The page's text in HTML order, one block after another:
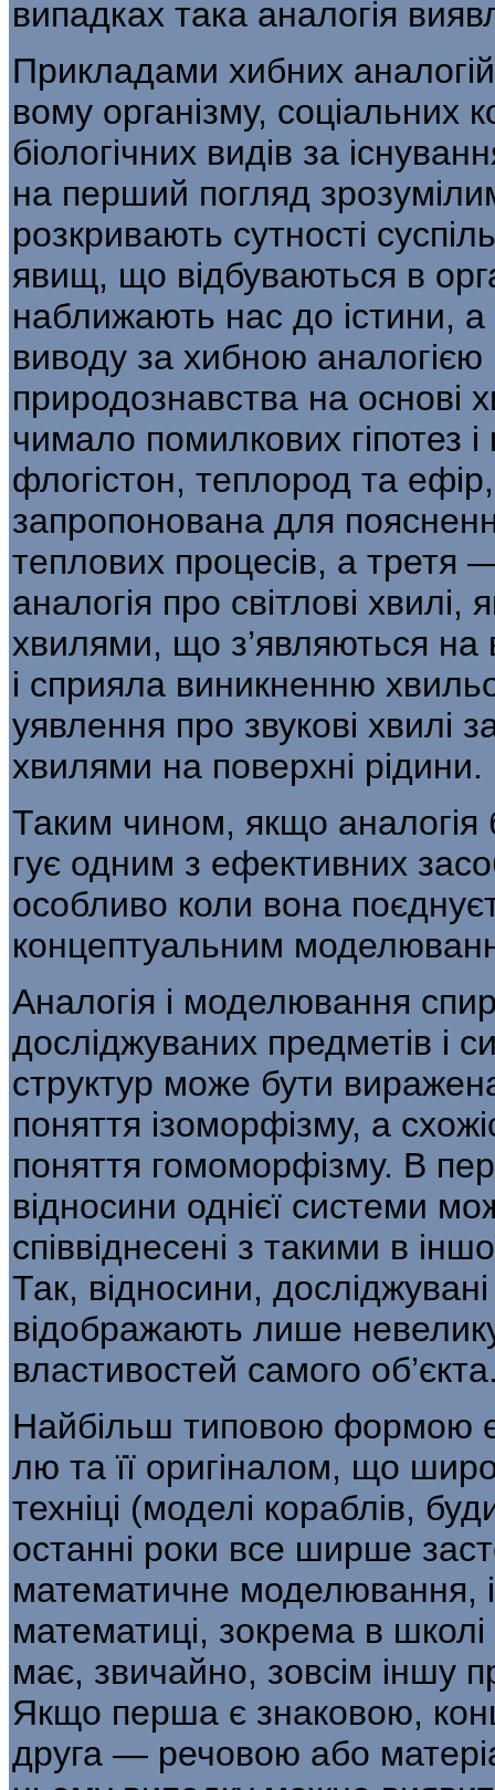
випадках така аналогія
Прикладами хибних
вому організму, соціальних
біологічних видів за
на перший по­гляд
розкривають сутності
явищ, що відбуваються в
наближають нас до істини, а
виводу за хибною аналогією
природознавства на основі
чимало помилкових гіпотез і
флогістон, теплород та
запропонована для
теплових процесів, а тре­тя
аналогія про світлові
хвилями, що з’являються на
і сприяла виникненню
уявлення про звукові хвилі
хвилями на поверхні рідини.
Таким чином, якщо аналогія
гує одним з ефективних
особливо коли вона
концептуальним
Аналогія і моделювання
досліджуваних предметів і
структур може бути
поняття ізо­морфізму, а
поняття гомо­морфізму. В
відносини однієї си­стеми
співвіднесені з такими в
Так, відносини,
відображають лише
властивостей самого
Найбільш типовою формою
лю та її оригіналом, що
техніці (моделі кораблів,
останні роки все ширше
математичне моделю­вання,
математиці, зокрема в
має, звичайно, зовсім іншу
Якщо перша є знаковою,
друга — речовою або